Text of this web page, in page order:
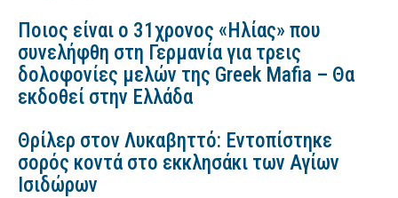
Ποιος είναι ο 31χρονος «Ηλίας» που
συνελήφθη στη Γερμανία για τρεις
δολοφονίες μελών της Greek Mafia – Θα
εκδοθεί στην Ελλάδα
Θρίλερ στον Λυκαβηττό: Εντοπίστηκε
σορός κοντά στο εκκλησάκι των Αγίων
Ισιδώρων